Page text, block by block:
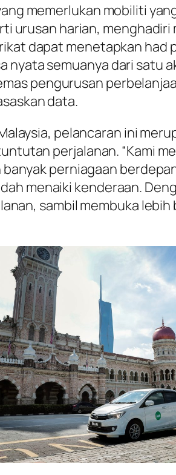
memerlukan mobiliti
urusan harian,
dapat menetapkan
nyata semuanya dari satu
pengurusan
data.
pelancaran ini
perjalanan. “Kami
perniagaan
menaiki kenderaan.
sambil membuka